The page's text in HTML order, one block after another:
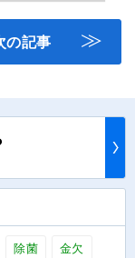
の記事 ≫
除菌
金欠